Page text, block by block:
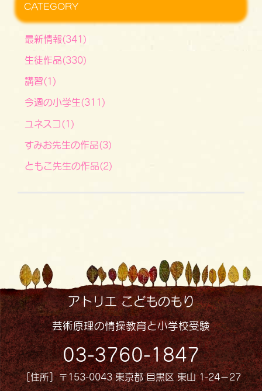
CATEGORY
最新情報(341)
生徒作品(330)
講習(1)
今週の小学生(311)
ユネスコ(1)
すみお先生の作品(3)
ともこ先生の作品(2)
アトリエ こどものもり
芸術原理の情操教育と小学校受験
03-3760-1847
［住所］〒153-0043 東京都 目黒区 東山 1-24−27